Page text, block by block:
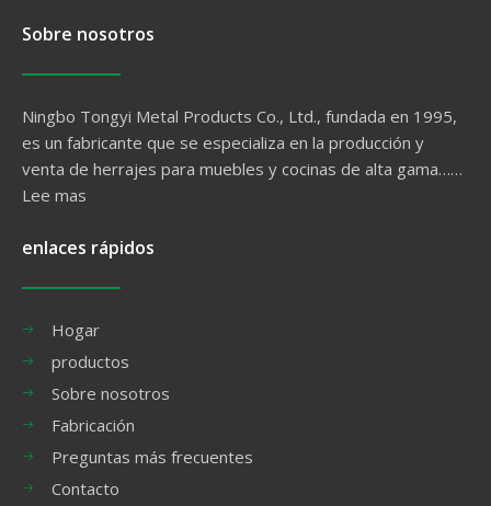
Sobre nosotros
Ningbo Tongyi Metal Products Co., Ltd., fundada en 1995,
es un fabricante que se especializa en la producción y
venta de herrajes para muebles y cocinas de alta gama……
Lee mas
enlaces rápidos
Hogar
productos
Sobre nosotros
Fabricación
Preguntas más frecuentes
Contacto